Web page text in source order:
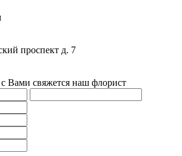
проспект д. 7
Вами свяжется наш флорист